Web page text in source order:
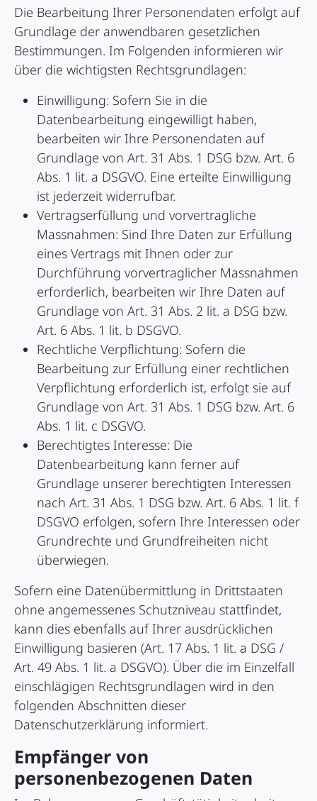
Die Bearbeitung Ihrer Personendaten erfolgt auf
Grundlage der anwendbaren gesetzlichen
Bestimmungen. Im Folgenden informieren wir
über die wichtigsten Rechtsgrundlagen:
Einwilligung: Sofern Sie in die
Datenbearbeitung eingewilligt haben,
bearbeiten wir Ihre Personendaten auf
Grundlage von Art. 31 Abs. 1 DSG bzw. Art. 6
Abs. 1 lit. a DSGVO. Eine erteilte Einwilligung
ist jederzeit widerrufbar.
Vertragserfüllung und vorvertragliche
Massnahmen: Sind Ihre Daten zur Erfüllung
eines Vertrags mit Ihnen oder zur
Durchführung vorvertraglicher Massnahmen
erforderlich, bearbeiten wir Ihre Daten auf
Grundlage von Art. 31 Abs. 2 lit. a DSG bzw.
Art. 6 Abs. 1 lit. b DSGVO.
Rechtliche Verpflichtung: Sofern die
Bearbeitung zur Erfüllung einer rechtlichen
Verpflichtung erforderlich ist, erfolgt sie auf
Grundlage von Art. 31 Abs. 1 DSG bzw. Art. 6
Abs. 1 lit. c DSGVO.
Berechtigtes Interesse: Die
Datenbearbeitung kann ferner auf
Grundlage unserer berechtigten Interessen
nach Art. 31 Abs. 1 DSG bzw. Art. 6 Abs. 1 lit. f
DSGVO erfolgen, sofern Ihre Interessen oder
Grundrechte und Grundfreiheiten nicht
überwiegen.
Sofern eine Datenübermittlung in Drittstaaten
ohne angemessenes Schutzniveau stattfindet,
kann dies ebenfalls auf Ihrer ausdrücklichen
Einwilligung basieren (Art. 17 Abs. 1 lit. a DSG /
Art. 49 Abs. 1 lit. a DSGVO). Über die im Einzelfall
einschlägigen Rechtsgrundlagen wird in den
folgenden Abschnitten dieser
Datenschutzerklärung informiert.
Empfänger von
personenbezogenen Daten